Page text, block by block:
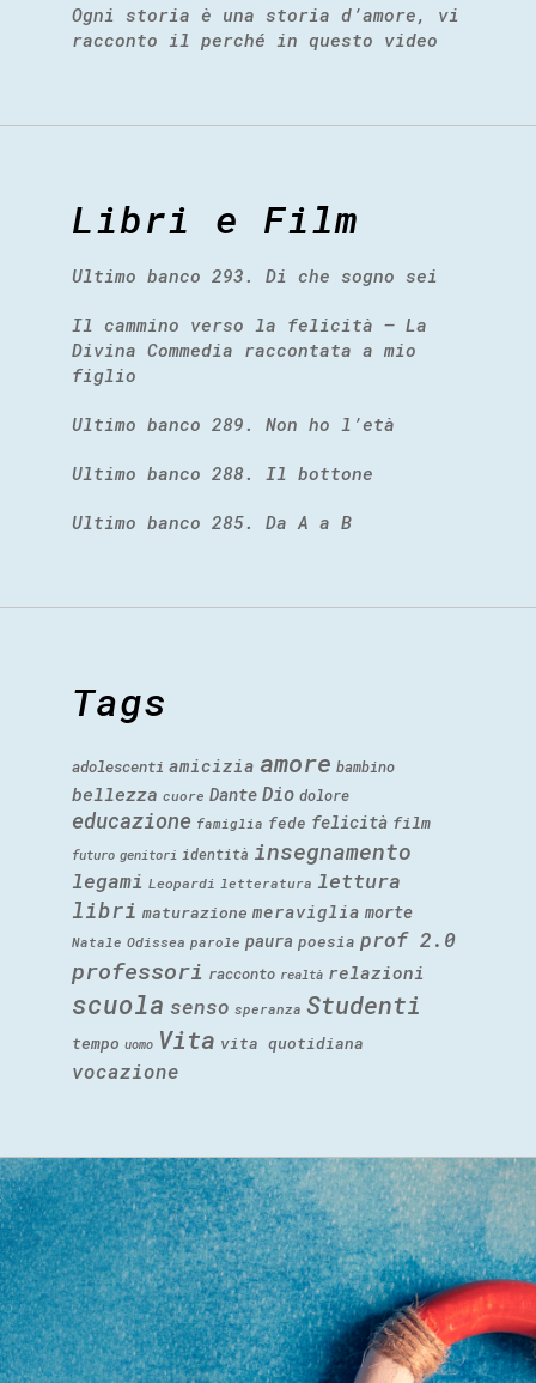
Ogni storia è una storia d’amore, vi
racconto il perché in questo video
Libri e Film
Ultimo banco 293. Di che sogno sei
Il cammino verso la felicità – La
Divina Commedia raccontata a mio
figlio
Ultimo banco 289. Non ho l’età
Ultimo banco 288. Il bottone
Ultimo banco 285. Da A a B
Tags
adolescenti amicizia amore bambino
bellezza cuore Dante Dio dolore
educazione famiglia fede felicità film
futuro genitori identità insegnamento
legami Leopardi letteratura lettura
libri maturazione meraviglia morte
Natale Odissea parole paura poesia prof 2.0
professori racconto realtà relazioni
scuola senso speranza Studenti
tempo uomo Vita vita quotidiana
vocazione